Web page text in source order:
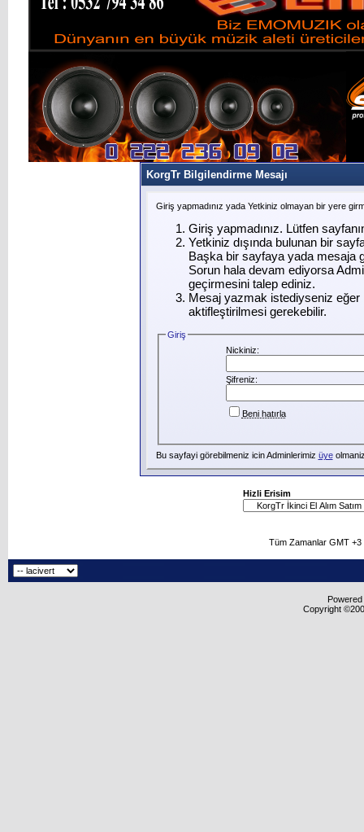
KorgTr Bilgilendirme Mesajı
Giriş yapmadınız yada Yetkiniz olmayan bir yere
Giriş yapmadınız. Lütfen
Yetkiniz dışında bulunan bir
Başka bir sayfaya yada mesaja
Sorun hala devam ediyorsa
geçirmesini talep ediniz.
Mesaj yazmak istediyseniz eğer
aktifleştirilmesi gerekebilir.
Giriş
Nickiniz:
Şifreniz:
Beni hatırla
Bu sayfayi görebilmeniz icin Adminlerimiz üye
Hizli Erisim
Tüm Zamanlar GMT
Copyright